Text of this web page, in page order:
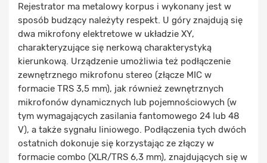
Rejestrator ma metalowy korpus i wykonany jest w
sposób budzący należyty respekt. U góry znajdują się
dwa mikrofony elektretowe w układzie XY,
charakteryzujące się nerkową charakterystyką
kierunkową. Urządzenie umożliwia też podłączenie
zewnętrznego mikrofonu stereo (złącze MIC w
formacie TRS 3,5 mm), jak również zewnętrznych
mikrofonów dynamicznych lub pojemnościowych (w
tym wymagających zasilania fantomowego 24 lub 48
V), a także sygnału liniowego. Podłączenia tych dwóch
ostatnich dokonuje się korzystając ze złączy w
formacie combo (XLR/TRS 6,3 mm), znajdujących się w